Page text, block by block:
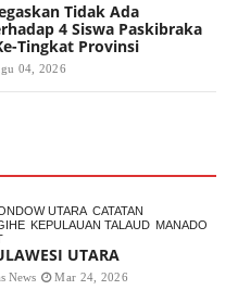
Tidak Ada
4 Siswa Paskibraka
Tingkat Provinsi
04, 2026
UTARA CATATAN
KEPULAUAN TALAUD MANADO
UTARA
News Mar 24, 2026